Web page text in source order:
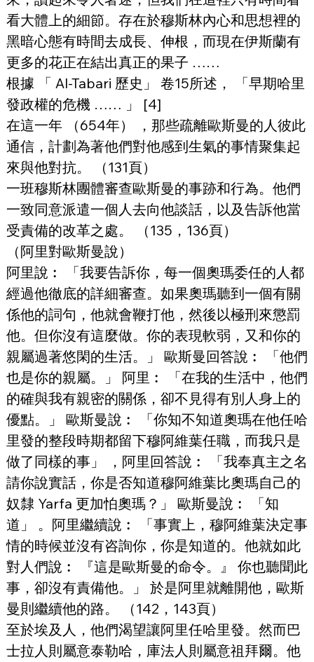
看大體上的細節。存在於穆斯林內心和思想裡的
黑暗心態有時間去成長、伸根，而現在伊斯蘭有
更多的花正在結出真正的果子 ……
根據 「 Al-Tabari 歷史」 卷15所述， 「早期哈里
發政權的危機 …… 」 [4]
在這一年 （654年） ，那些疏離歐斯曼的人彼此
通信，計劃為著他們對他感到生氣的事情聚集起
來與他對抗。 （131頁）
一班穆斯林團體審查歐斯曼的事跡和行為。他們
一致同意派遣一個人去向他談話，以及告訴他當
受責備的改革之處。 （135，136頁）
（阿里對歐斯曼說）
阿里說︰ 「我要告訴你，每一個奧瑪委任的人都
經過他徹底的詳細審查。如果奧瑪聽到一個有關
係他的詞句，他就會鞭打他，然後以極刑來懲罰
他。但你沒有這麼做。你的表現軟弱，又和你的
親屬過著悠閑的生活。」 歐斯曼回答說︰ 「他們
也是你的親屬。」 阿里︰ 「在我的生活中，他們
的確與我有親密的關係，卻不見得有別人身上的
優點。」 歐斯曼說︰ 「你知不知道奧瑪在他任哈
里發的整段時期都留下穆阿維葉任職，而我只是
做了同樣的事」 ，阿里回答說︰ 「我奉真主之名
請你說實話，你是否知道穆阿維葉比奧瑪自己的
奴隸 Yarfa 更加怕奧瑪？」 歐斯曼說︰ 「知
道」 。阿里繼續說︰ 「事實上，穆阿維葉決定事
情的時候並沒有咨詢你，你是知道的。他就如此
對人們說︰ 『這是歐斯曼的命令。』 你也聽聞此
事，卻沒有責備他。」 於是阿里就離開他，歐斯
曼則繼續他的路。 （142，143頁）
至於埃及人，他們渴望讓阿里任哈里發。然而巴
士拉人則屬意泰勒哈，庫法人則屬意祖拜爾。他